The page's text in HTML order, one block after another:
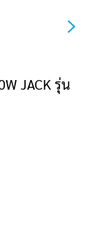
JACK รุ่น